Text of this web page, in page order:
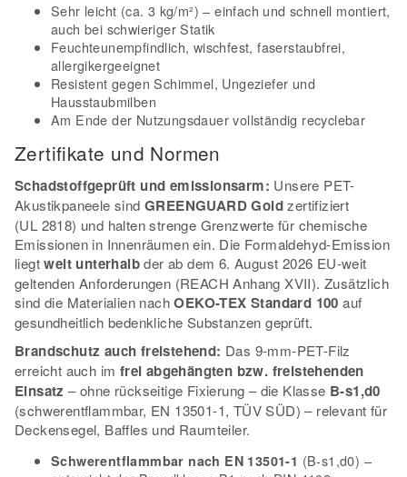
Sehr leicht (ca. 3 kg/m²) – einfach und schnell montiert,
auch bei schwieriger Statik
Feuchteunempfindlich, wischfest, faserstaubfrei,
allergikergeeignet
Resistent gegen Schimmel, Ungeziefer und
Hausstaubmilben
Am Ende der Nutzungsdauer vollständig recyclebar
Zertifikate und Normen
Schadstoffgeprüft und emissionsarm: Unsere PET-
Akustikpaneele sind GREENGUARD Goldzertifiziert
(UL 2818) und halten strenge Grenzwerte für chemische
Emissionen in Innenräumen ein. Die Formaldehyd-Emission
liegtweit unterhalbder ab dem 6. August 2026 EU-weit
geltenden Anforderungen (REACH Anhang XVII). Zusätzlich
sind die Materialien nachOEKO-TEX Standard 100 auf
gesundheitlich bedenkliche Substanzen geprüft.
Brandschutz auch freistehend: Das 9-mm-PET-Filz
erreicht auch im frei abgehängten bzw. freistehenden
Einsatz – ohne rückseitige Fixierung – die Klasse B-s1,d0
(schwerentflammbar, EN 13501-1, TÜV SÜD) – relevant für
Deckensegel, Baffles und Raumteiler.
Schwerentflammbar nach EN 13501-1 (B-s1,d0) –